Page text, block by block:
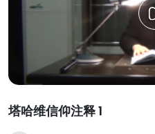
塔哈维信仰注释 1